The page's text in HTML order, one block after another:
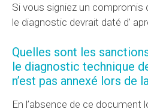
Si vous signiez un compromis
le diagnostic devrait daté d'
Quelles sont les
le diagnostic technique
n’est pas annexé lors de
En l’absence de ce document